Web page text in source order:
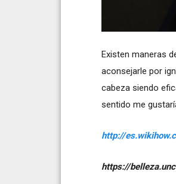
Existen maneras
aconsejarle por
cabeza siendo
sentido me
http://
https://